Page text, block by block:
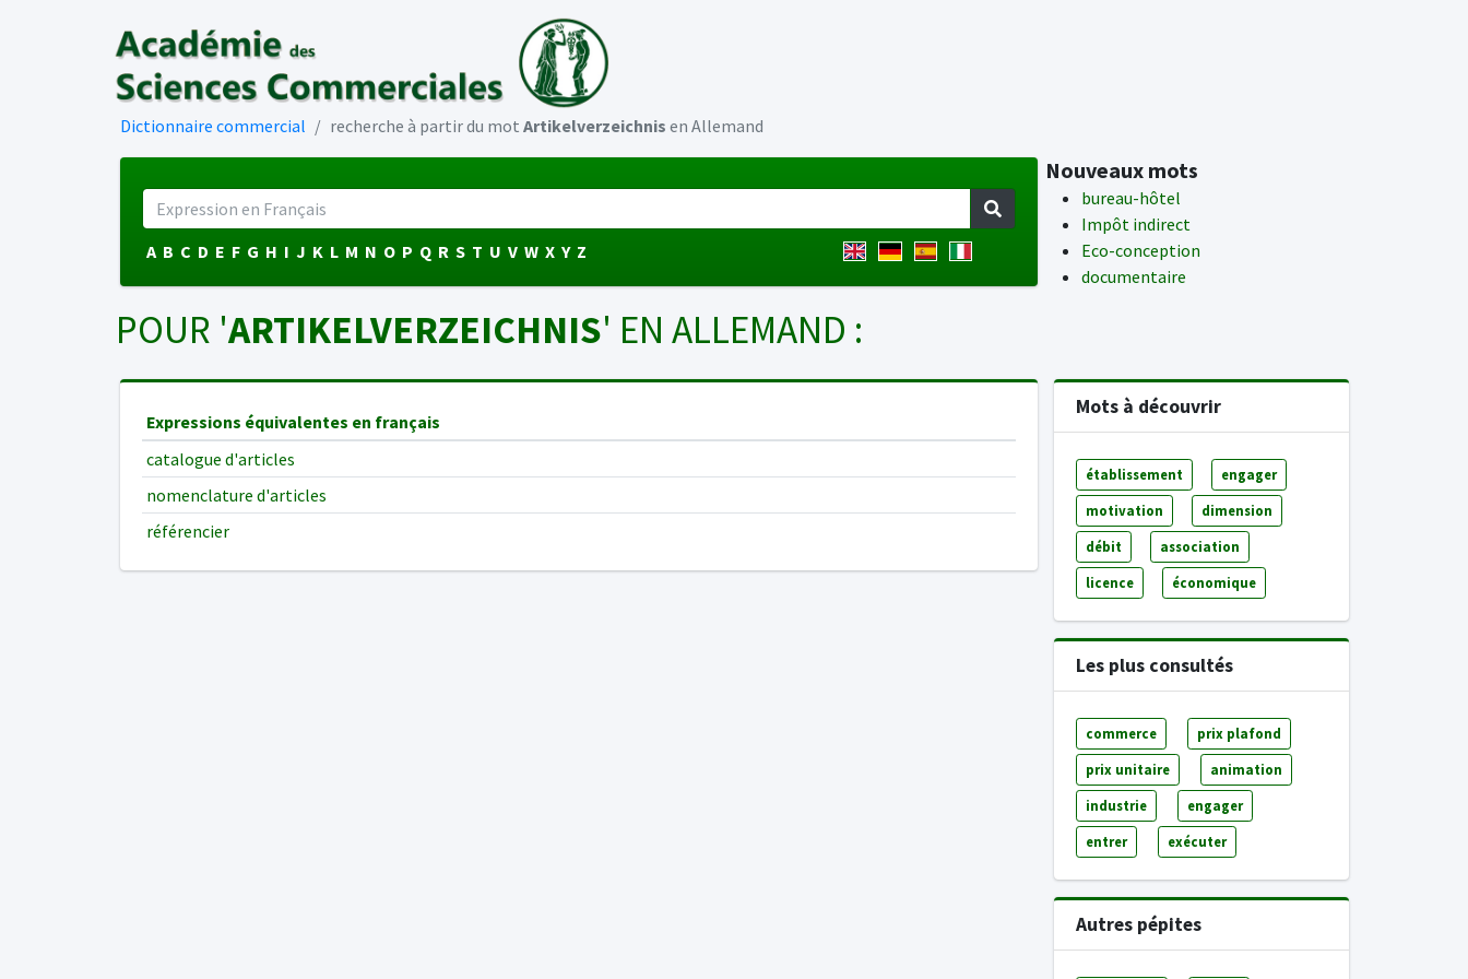
Dictionnaire commercial recherche à partir du mot Artikelverzeichnis en Allemand
A B C D E F G H I J K L M N O P Q R S T U V W X Y Z
Nouveaux mots
bureau-hôtel
Impôt indirect
Eco-conception
documentaire
POUR 'ARTIKELVERZEICHNIS' EN ALLEMAND :
Expressions équivalentes en français
catalogue d'articles
nomenclature d'articles
référencier
Mots à découvrir
établissement engager
motivation dimension
débit association
licence économique
Les plus consultés
commerce prix plafond
prix unitaire animation
industrie engager
entrer exécuter
Autres pépites